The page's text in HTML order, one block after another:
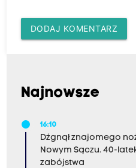
DODAJ KOMENTARZ
Najnowsze
16:10
Dźgnął znajomego
Nowym Sączu. 40-
zabójstwa